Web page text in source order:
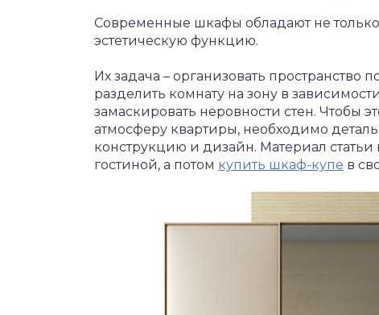
Современные шкафы обладают не
эстетическую функцию.
Их задача – организовать
разделить комнату на зону в
замаскировать неровности стен. Чтобы
атмосферу квартиры, необходимо
конструкцию и дизайн. Материал
гостиной, а потом купить шкаф-купе в